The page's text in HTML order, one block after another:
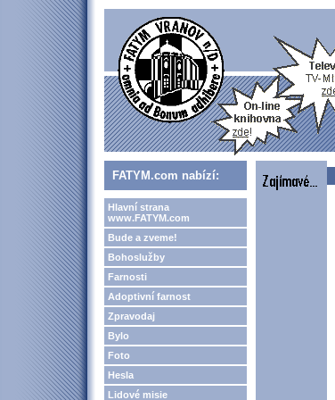
FATYM.com nabízí:
Hlavní strana
www.FATYM.com
Bude a zveme!
Bohoslužby
Farnosti
Adoptivní farnost
Zpravodaj
Bylo
Foto
Hesla
Lidové misie